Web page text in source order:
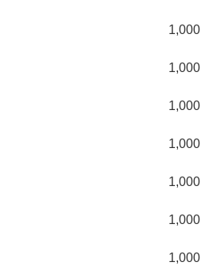
1,000
1,000
1,000
1,000
1,000
1,000
1,000